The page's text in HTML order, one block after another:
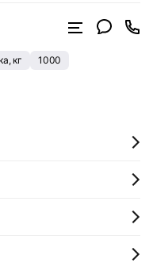
кг 1000